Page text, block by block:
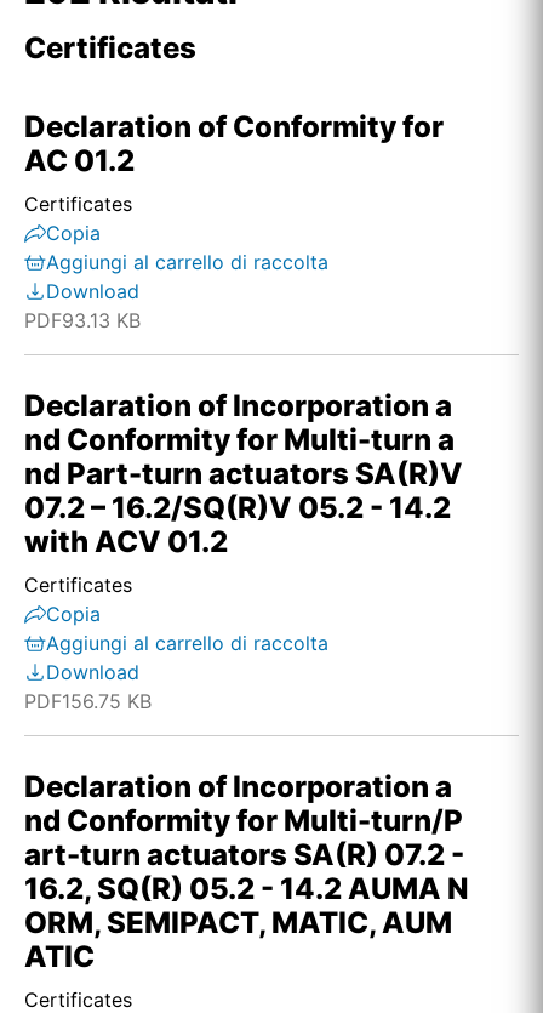
Certificates
Declaration of Conformity for
AC 01.2
Certificates
Copia
Aggiungi al carrello di raccolta
Download
PDF93.13 KB
Declaration of Incorporation a
nd Conformity for Multi-turn a
nd Part-turn actuators SA(R)V
07.2 – 16.2/SQ(R)V 05.2 - 14.2
with ACV 01.2
Certificates
Copia
Aggiungi al carrello di raccolta
Download
PDF156.75 KB
Declaration of Incorporation a
nd Conformity for Multi-turn/P
art-turn actuators SA(R) 07.2 -
16.2, SQ(R) 05.2 - 14.2 AUMA N
ORM, SEMIPACT, MATIC, AUM
ATIC
Certificates